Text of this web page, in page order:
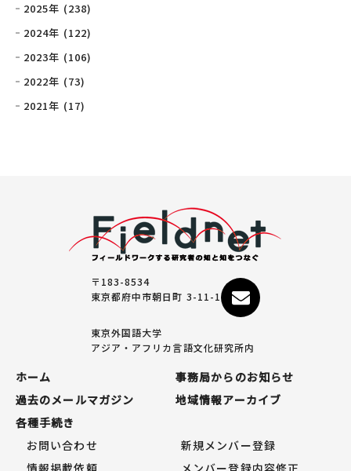
2025年 (238)
2024年 (122)
2023年 (106)
2022年 (73)
2021年 (17)
〒183-8534
東京都府中市朝日町 3-11-1
東京外国語大学
アジア・アフリカ言語文化研究所内
ホーム
事務局からのお知らせ
過去のメールマガジン
地域情報アーカイブ
各種手続き
お問い合わせ
新規メンバー登録
情報掲載依頼
メンバー登録内容修正